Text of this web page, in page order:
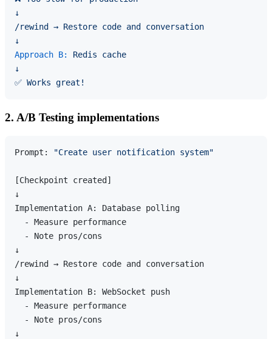
↓
/rewind
→ Restore code and
conversation
↓
Approach B:
Redis
cache
↓
✅ Works great!
2. A/B Testing implementations
Prompt: "Create user notification system"
[Checkpoint created]
↓
Implementation A: Database polling
  - Measure performance
  - Note pros/cons
↓
/rewind → Restore code and conversation
↓
Implementation B: WebSocket push
  - Measure performance
  - Note pros/cons
↓